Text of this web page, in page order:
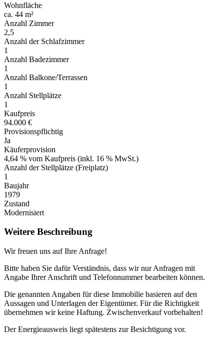
Wohnfläche
ca. 44 m²
Anzahl Zimmer
2,5
Anzahl der Schlafzimmer
1
Anzahl Badezimmer
1
Anzahl Balkone/Terrassen
1
Anzahl Stellplätze
1
Kaufpreis
94.000 €
Provisionspflichtig
Ja
Käuferprovision
4,64 % vom Kaufpreis (inkl. 16 % MwSt.)
Anzahl der Stellplätze (Freiplatz)
1
Baujahr
1979
Zustand
Modernisiert
Weitere Beschreibung
Wir freuen uns auf Ihre Anfrage!
Bitte haben Sie dafür Verständnis, dass wir nur Anfragen mit
Angabe Ihrer Anschrift und Telefonnummer bearbeiten können.
Die genannten Angaben für diese Immobilie basieren auf den
Aussagen und Unterlagen der Eigentümer. Für die Richtigkeit
übernehmen wir keine Haftung. Zwischenverkauf vorbehalten!
Der Energieausweis liegt spätestens zur Besichtigung vor.